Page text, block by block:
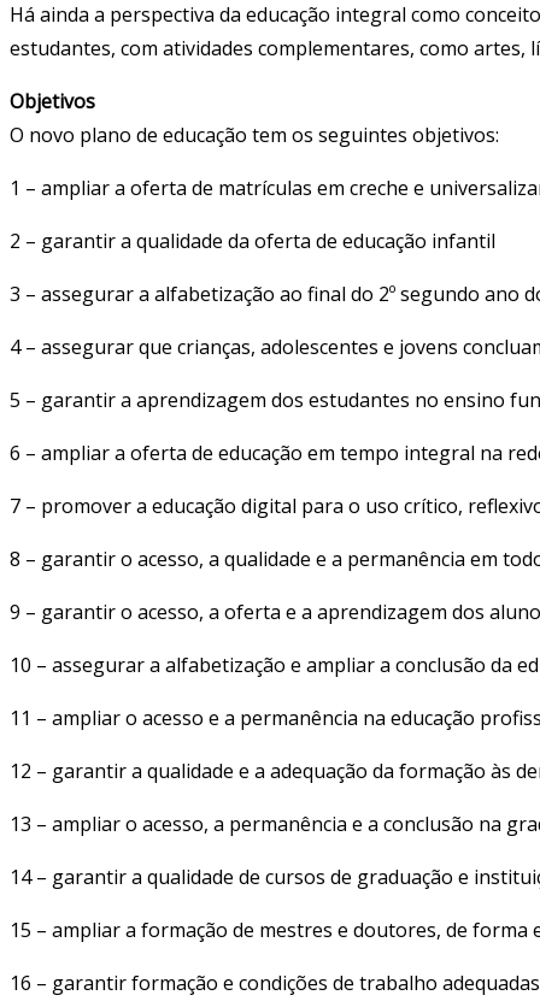
Há ainda a perspectiva da educação integral como
estudantes, com atividades complementares, como artes,
Objetivos
O novo plano de educação tem os seguintes objetivos:
1 – ampliar a oferta de matrículas em creche e
2 – garantir a qualidade da oferta de educação infantil
3 – assegurar a alfabetização ao final do 2º segundo ano
4 – assegurar que crianças, adolescentes e jovens
5 – garantir a aprendizagem dos estudantes no ensino
6 – ampliar a oferta de educação em tempo integral na
7 – promover a educação digital para o uso crítico,
8 – garantir o acesso, a qualidade e a permanência em
9 – garantir o acesso, a oferta e a aprendizagem dos
10 – assegurar a alfabetização e ampliar a conclusão da
11 – ampliar o acesso e a permanência na educação
12 – garantir a qualidade e a adequação da formação às
13 – ampliar o acesso, a permanência e a conclusão na
14 – garantir a qualidade de cursos de graduação e
15 – ampliar a formação de mestres e doutores, de
16 – garantir formação e condições de trabalho